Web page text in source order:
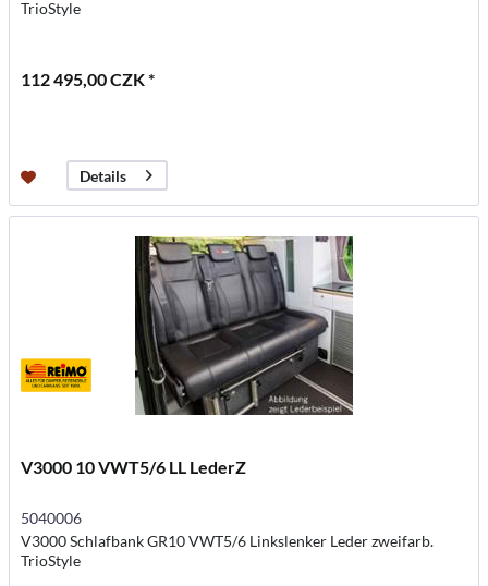
TrioStyle
112 495,00 CZK *
Details
V3000 10 VWT5/6 LL LederZ
5040006
V3000 Schlafbank GR10 VWT5/6 Linkslenker Leder zweifarb.
TrioStyle